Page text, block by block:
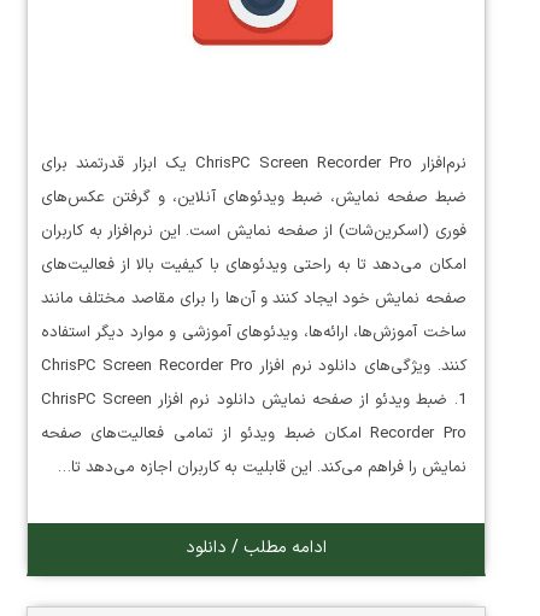
نرم‌افزار ChrisPC Screen Recorder Pro یک ابزار قدرتمند برای
ضبط صفحه نمایش، ضبط ویدئوهای آنلاین، و گرفتن عکس‌های
فوری (اسکرین‌شات) از صفحه نمایش است. این نرم‌افزار به کاربران
امکان می‌دهد تا به راحتی ویدئوهای با کیفیت بالا از فعالیت‌های
صفحه نمایش خود ایجاد کنند و آن‌ها را برای مقاصد مختلف مانند
ساخت آموزش‌ها، ارائه‌ها، ویدئوهای آموزشی و موارد دیگر استفاده
کنند. ویژگی‌های دانلود نرم افزار ChrisPC Screen Recorder Pro
1. ضبط ویدئو از صفحه نمایش دانلود نرم افزار ChrisPC Screen
Recorder Pro امکان ضبط ویدئو از تمامی فعالیت‌های صفحه
نمایش را فراهم می‌کند. این قابلیت به کاربران اجازه می‌دهد تا…
ادامه مطلب / دانلود